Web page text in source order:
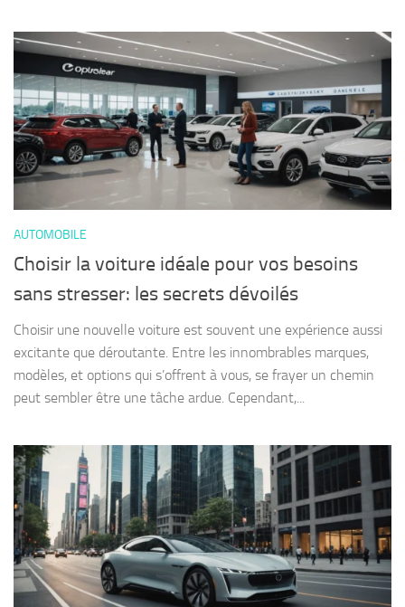
AUTOMOBILE
Choisir la voiture idéale pour vos besoins
sans stresser: les secrets dévoilés
Choisir une nouvelle voiture est souvent une expérience aussi
excitante que déroutante. Entre les innombrables marques,
modèles, et options qui s’offrent à vous, se frayer un chemin
peut sembler être une tâche ardue. Cependant,...